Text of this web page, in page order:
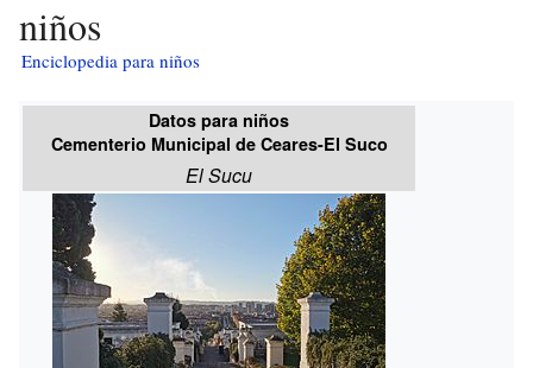
niños
Enciclopedia para niños
Datos para niños
Cementerio Municipal de Ceares-El Suco
El Sucu